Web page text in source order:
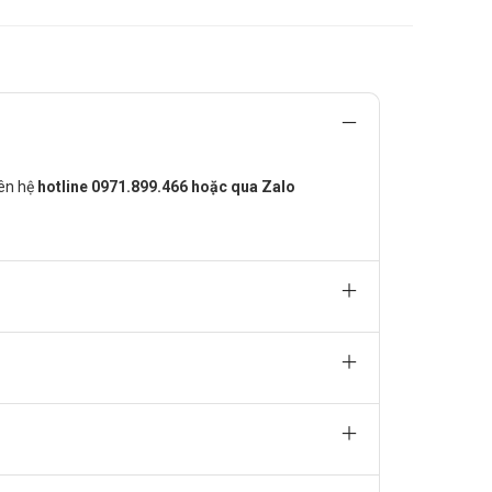
người cao tuổi, bệnh nhân suy gan hoặc suy
khác: 1 – 2 mg/ngày, tối đa 2 mg/ngày.
2 mg/ngày, cách quãng 1 – 2 tuần; tối đa 8
đường huyết hiệu quả.
hệ hotline 0971.899.466 hoặc qua Zalo